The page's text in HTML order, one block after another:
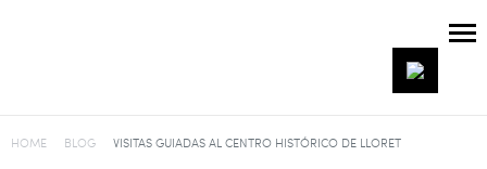
HOME BLOG VISITAS GUIADAS AL CENTRO HISTÓRICO DE LLORET